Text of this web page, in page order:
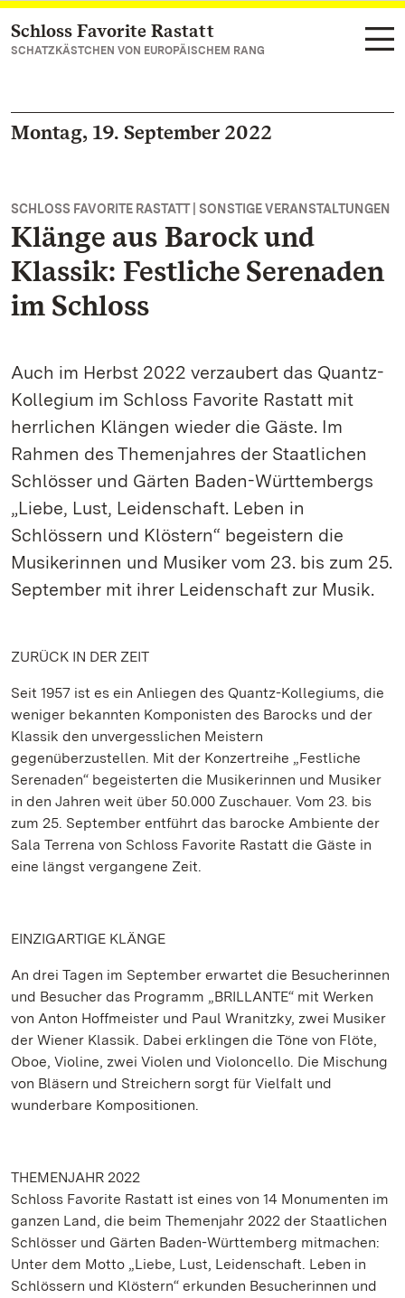
Zum Hauptinhalt springen
Schloss Favorite Rastatt
SCHATZKÄSTCHEN VON EUROPÄISCHEM RANG
Montag, 19. September 2022
SCHLOSS FAVORITE RASTATT | SONSTIGE VERANSTALTUNGEN
Klänge aus Barock und
Klassik: Festliche Serenaden
im Schloss
Auch im Herbst 2022 verzaubert das Quantz-
Kollegium im Schloss Favorite Rastatt mit
herrlichen Klängen wieder die Gäste. Im
Rahmen des Themenjahres der Staatlichen
Schlösser und Gärten Baden-Württembergs
„Liebe, Lust, Leidenschaft. Leben in
Schlössern und Klöstern“ begeistern die
Musikerinnen und Musiker vom 23. bis zum 25.
September mit ihrer Leidenschaft zur Musik.
ZURÜCK IN DER ZEIT
Seit 1957 ist es ein Anliegen des Quantz-Kollegiums, die
weniger bekannten Komponisten des Barocks und der
Klassik den unvergesslichen Meistern
gegenüberzustellen. Mit der Konzertreihe „Festliche
Serenaden“ begeisterten die Musikerinnen und Musiker
in den Jahren weit über 50.000 Zuschauer. Vom 23. bis
zum 25. September entführt das barocke Ambiente der
Sala Terrena von Schloss Favorite Rastatt die Gäste in
eine längst vergangene Zeit.
EINZIGARTIGE KLÄNGE
An drei Tagen im September erwartet die Besucherinnen
und Besucher das Programm „BRILLANTE“ mit Werken
von Anton Hoffmeister und Paul Wranitzky, zwei Musiker
der Wiener Klassik. Dabei erklingen die Töne von Flöte,
Oboe, Violine, zwei Violen und Violoncello. Die Mischung
von Bläsern und Streichern sorgt für Vielfalt und
wunderbare Kompositionen.
THEMENJAHR 2022
Schloss Favorite Rastatt ist eines von 14 Monumenten im
ganzen Land, die beim Themenjahr 2022 der Staatlichen
Schlösser und Gärten Baden-Württemberg mitmachen:
Unter dem Motto „Liebe, Lust, Leidenschaft. Leben in
Schlössern und Klöstern“ erkunden Besucherinnen und